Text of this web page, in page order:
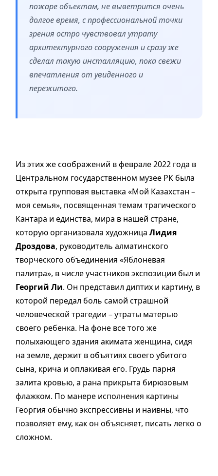
пожаре объектам, не выветрится очень
долгое время, с профессиональной точки
зрения остро чувствовал утрату
архитектурного сооружения и сразу же
сделал такую инсталляцию, пока свежи
впечатления от увиденного и
пережитого.
Из этих же соображений в феврале 2022 года в
Центральном государственном музее РК была
открыта групповая выставка «Мой Казахстан –
моя семья», посвященная темам трагического
Кантара и единства, мира в нашей стране,
которую организовала художница Лидия
Дроздова, руководитель алматинского
творческого объединения «Яблоневая
палитра», в числе участников экспозиции был и
Георгий Ли. Он представил диптих и картину, в
которой передал боль самой страшной
человеческой трагедии – утраты матерью
своего ребенка. На фоне все того же
полыхающего здания акимата женщина, сидя
на земле, держит в объятиях своего убитого
сына, крича и оплакивая его. Грудь парня
залита кровью, а рана прикрыта бирюзовым
флажком. По манере исполнения картины
Георгия обычно экспрессивны и наивны, что
позволяет ему, как он объясняет, писать легко о
сложном.